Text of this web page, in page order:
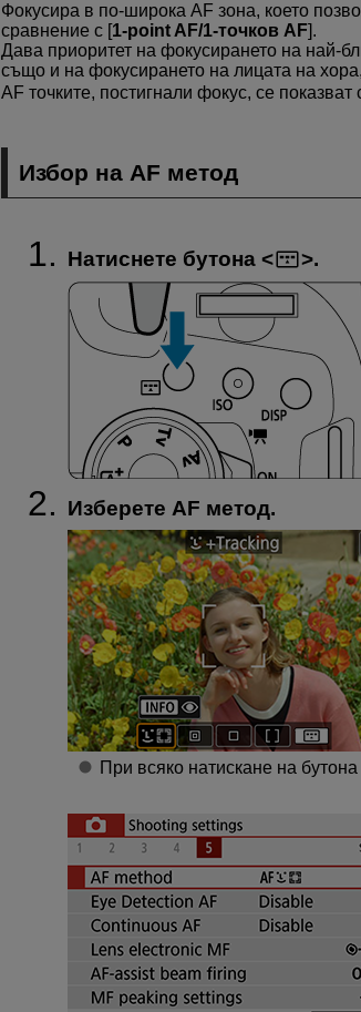
Фокусира в по-широка AF зона, което
сравнение с [1-point AF/1-точков AF].
Дава приоритет на фокусирането на най-
също и на фокусирането на лицата на
AF точките, постигнали фокус, се показват
Избор на AF метод
Натиснете бутона .
Изберете AF метод.
При всяко натискане на бутона